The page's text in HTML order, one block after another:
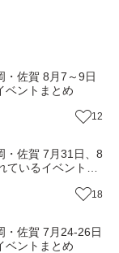
・佐賀 8月7～9日
ベントまとめ
12
・佐賀 7月31日、8
ているイベントま
18
・佐賀 7月24-26日
ベントまとめ